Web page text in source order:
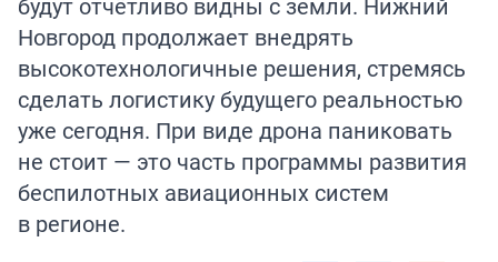
Новгород продолжает внедрять
высокотехнологичные решения, стремясь
сделать логистику будущего реальностью
уже сегодня. При виде дрона паниковать
не стоит — это часть программы развития
беспилотных авиационных систем
в регионе.